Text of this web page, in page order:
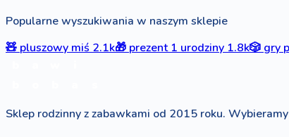
Popularne wyszukiwania w naszym sklepie
🧸 pluszowy miś 2.1k🎁 prezent 1 urodziny 1.8k🎲 gry
Sklep rodzinny z zabawkami od 2015 roku.